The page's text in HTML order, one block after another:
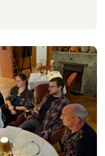
Physioaargau